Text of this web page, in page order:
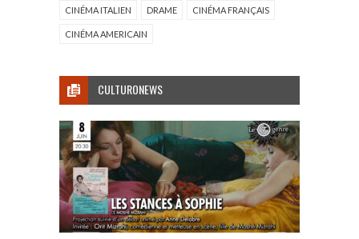
CINÉMA ITALIEN DRAME CINÉMA FRANÇAIS
CINÉMA AMERICAIN
CULTURONEWS